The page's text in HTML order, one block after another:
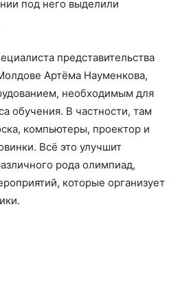
под него выделили
представительства
Артёма Науменкова,
необходимым для
обучения. В частности, там
компьютеры, проектор и
Всё это улучшит
рода олимпиад,
которые организует